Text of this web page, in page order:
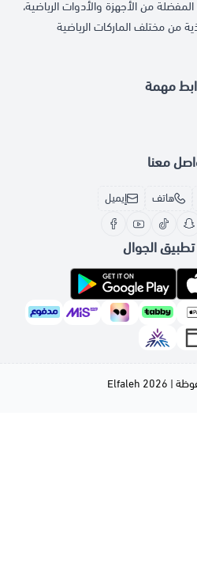
مهمة
من الأجهزة والأدوات الرياضية،
من مختلف الماركات الرياضية
معنا
هاتف إيميل
الجوال
| 2026
Elfaleh